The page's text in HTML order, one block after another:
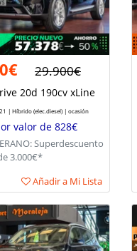
29.900€
20d 190cv xLine
| Híbrido (elec.diesel) | ocasión
valor de 828€
Superdescuento
3.000€*
Añadir a Mi Lista